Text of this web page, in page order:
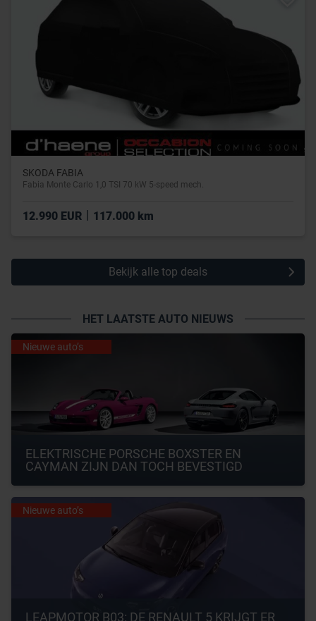
SKODA FABIA
Fabia Monte Carlo 1,0 TSI 70 kW 5-speed mech.
12.990 EUR 117.000 km
Bekijk alle top deals
HET LAATSTE AUTO NIEUWS
Nieuwe auto’s
ELEKTRISCHE PORSCHE BOXSTER EN
CAYMAN ZIJN DAN TOCH BEVESTIGD
Nieuwe auto’s
LEAPMOTOR B03: DE RENAULT 5 KRIJGT ER